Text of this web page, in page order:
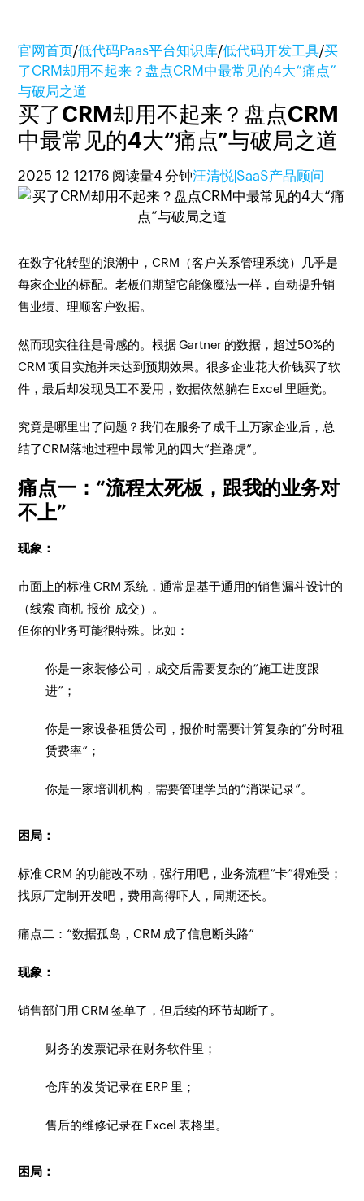
官网首页/低代码Paas平台知识库/低代码开发工具/买
了CRM却用不起来？盘点CRM中最常见的4大“痛点”
与破局之道
买了CRM却用不起来？盘点CRM
中最常见的4大“痛点”与破局之道
2025-12-12176 阅读量4 分钟汪清悦|SaaS产品顾问
在数字化转型的浪潮中，CRM（客户关系管理系统）几乎是
每家企业的标配。老板们期望它能像魔法一样，自动提升销
售业绩、理顺客户数据。
然而现实往往是骨感的。根据 Gartner 的数据，超过50%的
CRM 项目实施并未达到预期效果。很多企业花大价钱买了软
件，最后却发现员工不爱用，数据依然躺在 Excel 里睡觉。
究竟是哪里出了问题？我们在服务了成千上万家企业后，总
结了CRM落地过程中最常见的四大“拦路虎”。
痛点一：“流程太死板，跟我的业务对
不上”
现象：
市面上的标准 CRM 系统，通常是基于通用的销售漏斗设计的
（线索-商机-报价-成交）。
但你的业务可能很特殊。比如：
你是一家装修公司，成交后需要复杂的“施工进度跟
进”；
你是一家设备租赁公司，报价时需要计算复杂的“分时租
赁费率”；
你是一家培训机构，需要管理学员的“消课记录”。
困局：
标准 CRM 的功能改不动，强行用吧，业务流程“卡”得难受；
找原厂定制开发吧，费用高得吓人，周期还长。
痛点二：“数据孤岛，CRM 成了信息断头路”
现象：
销售部门用 CRM 签单了，但后续的环节却断了。
财务的发票记录在财务软件里；
仓库的发货记录在 ERP 里；
售后的维修记录在 Excel 表格里。
困局：